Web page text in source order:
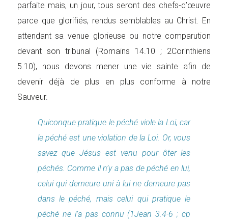
parfaite mais, un jour, tous seront des chefs-d’œuvre
parce que glorifiés, rendus semblables au Christ. En
attendant sa venue glorieuse ou notre comparution
devant son tribunal (Romains 14.10 ; 2Corinthiens
5.10), nous devons mener une vie sainte afin de
devenir déjà de plus en plus conforme à notre
Sauveur.
Quiconque pratique le péché viole la Loi, car
le péché est une violation de la Loi. Or, vous
savez que Jésus est venu pour ôter les
péchés. Comme il n’y a pas de péché en lui,
celui qui demeure uni à lui ne demeure pas
dans le péché, mais celui qui pratique le
péché ne l’a pas connu (1Jean 3.4-6 ; cp